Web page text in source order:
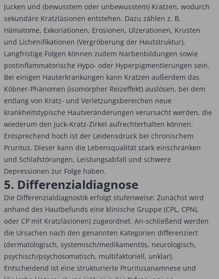
Jucken und (bewusstem oder unbewusstem) Kratzen, wodurch
sekundäre Kratzläsionen entstehen. Dazu zählen z. B.
Hämatome, Exkoriationen, Erosionen, Ulzerationen, Krusten
und Lichenifikationen (Vergröberung der Hautstruktur).
Langfristige Folgen können zudem Narbenbildungen sowie
postinflammatorische Hypo- oder Hyperpigmentierungen sein.
Bei einigen Hauterkrankungen kann Kratzen außerdem das
Köbner-Phänomen (isomorpher Reizeffekt) auslösen, bei dem
entlang von Kratz- und Verletzungsbereichen neue
krankheitstypische Hautveränderungen verursacht werden, die
wiederum den Juck-Kratz-Zirkel aufrechterhalten können.
Entsprechend hoch ist der Leidensdruck bei chronischem
Pruritus. Dieser kann die Lebensqualität stark einschränken
und Schlafstörungen, Leistungsabfall und schwere
Depressionen zur Folge haben.
5. Differenzialdiagnose
Die Differenzialdiagnostik erfolgt stufenweise: Zunächst wird
anhand des Hautbefunds eine klinische Gruppe (CPL, CPNL
oder CP mit Kratzläsionen) zugeordnet. An-schließend werden
die Ursachen nach den genannten Kategorien differenziert
(dermatologisch, systemisch/medikamentös, neurologisch,
psychisch/psychosomatisch, multifaktoriell, unklar).
Entscheidend ist eine strukturierte Pruritusanamnese und